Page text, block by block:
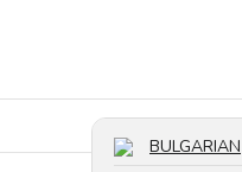
BULGARIAN